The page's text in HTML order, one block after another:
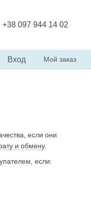
+38 097 944 14 02
Вход Мой заказ
если они
и обмену.
если: